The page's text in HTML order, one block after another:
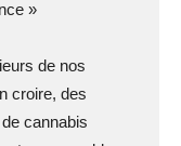
»
de nos
croire, des
cannabis